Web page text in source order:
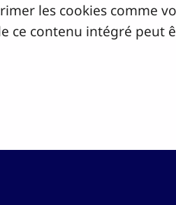
les cookies comme
ce contenu intégré peut